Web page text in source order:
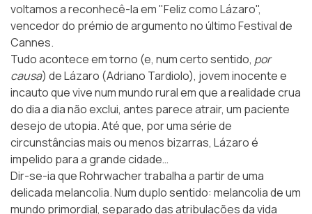
voltamos a reconhecê-la em"Feliz como Lázaro",
vencedor do prémio de argumento no último Festival de
Cannes.
Tudo acontece em torno (e, num certo sentido, por
causa) de Lázaro (Adriano Tardiolo), jovem inocente e
incauto que vive num mundo rural em que a realidade crua
do dia a dia não exclui, antes parece atrair, um paciente
desejo de utopia. Até que, por uma série de
circunstâncias mais ou menos bizarras, Lázaro é
impelido para a grande cidade…
Dir-se-ia que Rohrwacher trabalha a partir de uma
delicada melancolia. Num duplo sentido: melancolia de um
mundo primordial, separado das atribulações da vida